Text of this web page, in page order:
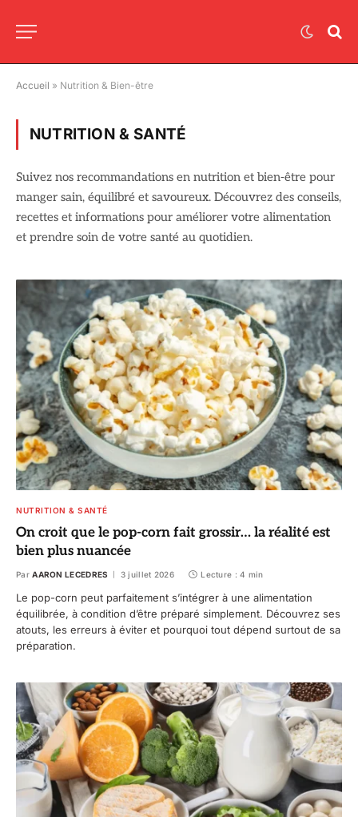
Accueil » Nutrition & Bien-être
NUTRITION & SANTÉ
Suivez nos recommandations en nutrition et bien-être pour
manger sain, équilibré et savoureux. Découvrez des conseils,
recettes et informations pour améliorer votre alimentation
et prendre soin de votre santé au quotidien.
NUTRITION & SANTÉ
On croit que le pop-corn fait grossir… la réalité est
bien plus nuancée
Par AARON LECEDRES 3 juillet 2026 Lecture : 4 min
Le pop-corn peut parfaitement s’intégrer à une alimentation
équilibrée, à condition d’être préparé simplement. Découvrez ses
atouts, les erreurs à éviter et pourquoi tout dépend surtout de sa
préparation.